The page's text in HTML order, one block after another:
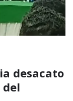
desacato
del